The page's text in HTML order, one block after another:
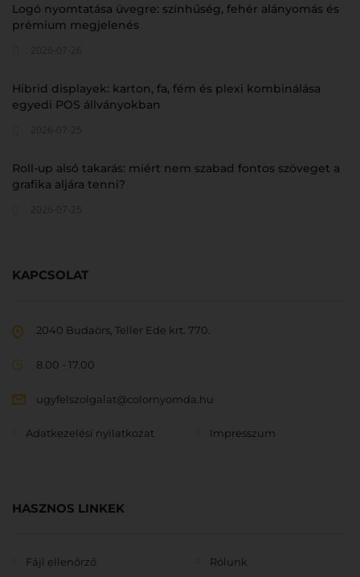
Logó nyomtatása üvegre: színhűség, fehér alányomás és
prémium megjelenés
Hibrid displayek: karton, fa, fém és plexi kombinálása
egyedi POS állványokban
Roll-up alsó takarás: miért nem szabad fontos szöveget a
grafika aljára tenni?
KAPCSOLAT
2040 Budaörs, Teller Ede krt. 770.
8.00 - 17.00
ugyfelszolgalat@colornyomda.hu
Adatkezelési nyilatkozat Impresszum
HASZNOS LINKEK
Fájl ellenőrző Rólunk